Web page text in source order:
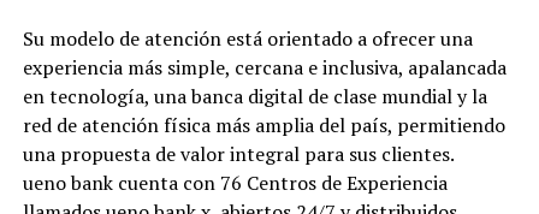
Su modelo de atención está orientado a ofrecer una
experiencia más simple, cercana e inclusiva, apalancada
en tecnología, una banca digital de clase mundial y la
red de atención física más amplia del país, permitiendo
una propuesta de valor integral para sus clientes.
ueno bank cuenta con 76 Centros de Experiencia